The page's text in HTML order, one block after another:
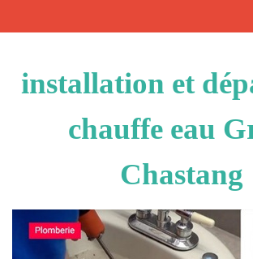
installation et
chauffe eau
Chastang